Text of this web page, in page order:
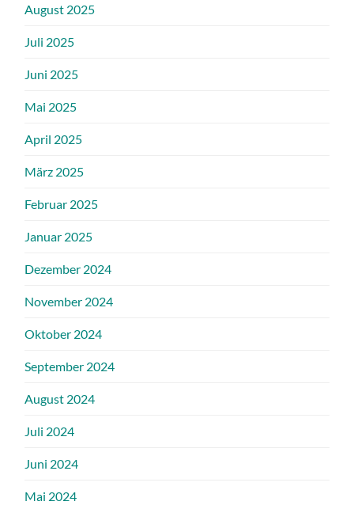
August 2025
Juli 2025
Juni 2025
Mai 2025
April 2025
März 2025
Februar 2025
Januar 2025
Dezember 2024
November 2024
Oktober 2024
September 2024
August 2024
Juli 2024
Juni 2024
Mai 2024